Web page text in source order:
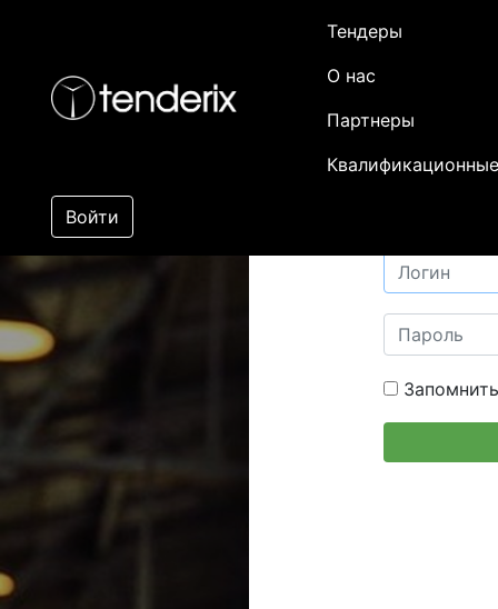
Тендеры
О нас
Партнеры
Войти